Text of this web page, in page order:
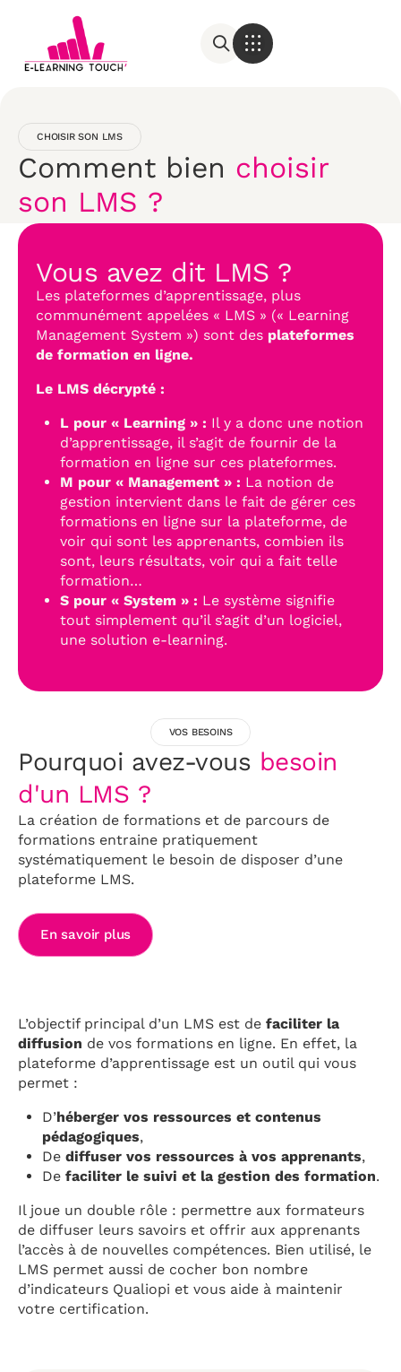
CHOISIR SON LMS
Comment bien choisir
son LMS ?
Vous avez dit LMS ?
Les plateformes d’apprentissage, plus
communément appelées « LMS » (« Learning
Management System ») sont des plateformes
de formation en ligne.
Le LMS décrypté :
L pour « Learning » : Il y a donc une notion
d’apprentissage, il s’agit de fournir de la
formation en ligne sur ces plateformes.
M pour « Management » : La notion de
gestion intervient dans le fait de gérer ces
formations en ligne sur la plateforme, de
voir qui sont les apprenants, combien ils
sont, leurs résultats, voir qui a fait telle
formation…
S pour « System » : Le système signifie
tout simplement qu’il s’agit d’un logiciel,
une solution e-learning.
VOS BESOINS
Pourquoi avez-vous besoin
d'un LMS ?
La création de formations et de parcours de
formations entraine pratiquement
systématiquement le besoin de disposer d’une
plateforme LMS.
En savoir plus
L’objectif principal d’un LMS est de faciliter la
diffusion de vos formations en ligne. En effet, la
plateforme d’apprentissage est un outil qui vous
permet :
D’héberger vos ressources et contenus
pédagogiques,
Dediffuser vos ressources à vos apprenants,
Defaciliter le suivi et la gestion des formation.
Il joue un double rôle : permettre aux formateurs
de diffuser leurs savoirs et offrir aux apprenants
l’accès à de nouvelles compétences. Bien utilisé, le
LMS permet aussi de cocher bon nombre
d’indicateurs Qualiopi et vous aide à maintenir
votre certification.